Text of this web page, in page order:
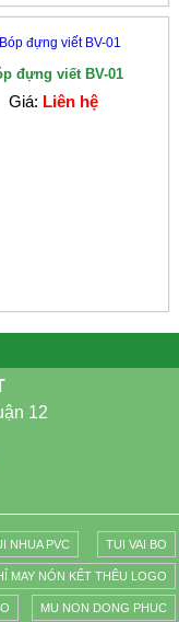
đựng viết BV-01
Giá: Liên hệ
12
NHUA PVC TUI VAI BO
MAY NÓN KẾT THÊU LOGO
MU NON DONG PHUC